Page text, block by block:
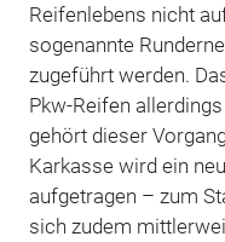
Reifenlebens nicht
sogenannte
zugeführt werden.
Pkw-Reifen
gehört dieser
Karkasse wird ein
aufgetragen – zum
sich zudem